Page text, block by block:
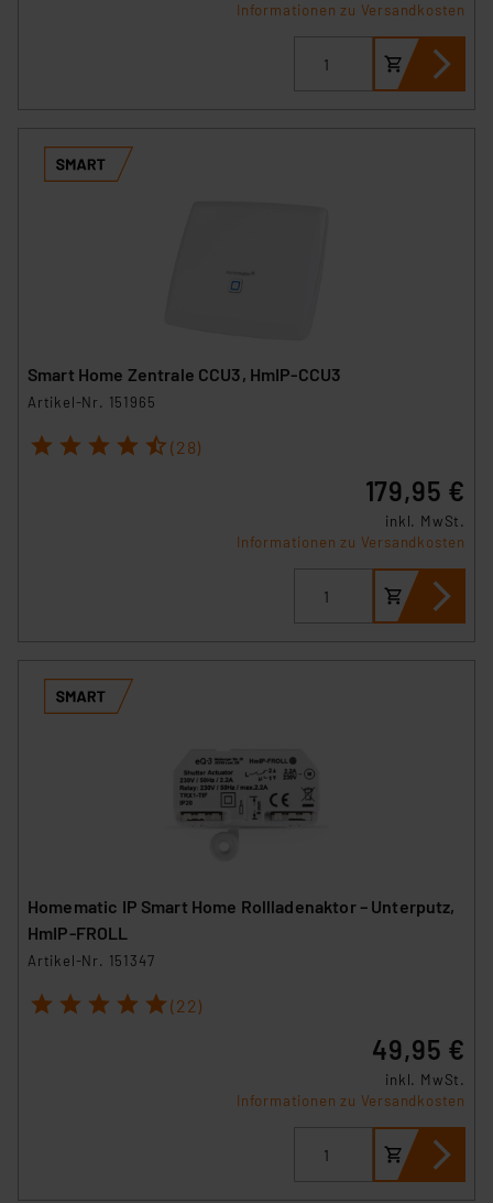
Informationen zu Versandkosten
Smart Home Zentrale CCU3, HmIP-CCU3
Artikel-Nr. 151965
1 2 3 4 5 (28)
179,95 €
inkl. MwSt.
Informationen zu Versandkosten
Homematic IP Smart Home Rollladenaktor – Unterputz,
HmIP-FROLL
Artikel-Nr. 151347
1 2 3 4 5 (22)
49,95 €
inkl. MwSt.
Informationen zu Versandkosten